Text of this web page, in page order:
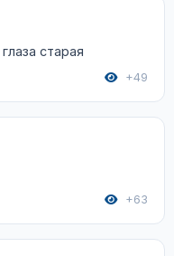
старая
+49
+63